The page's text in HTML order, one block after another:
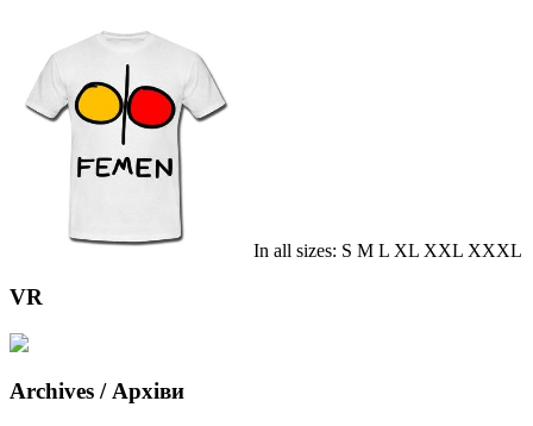
In all sizes: S M L XL XXL XXXL
VR
Archives / Архіви